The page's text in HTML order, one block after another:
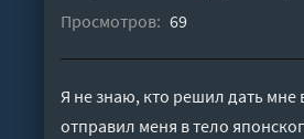
Просмотров: 69
Я не знаю, кто решил дать мне
отправил меня в тело